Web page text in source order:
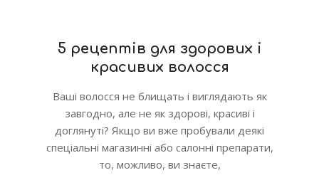
5 рецептів для здорових і
красивих волосся
Ваші волосся не блищать і виглядають як
завгодно, але не як здорові, красиві і
доглянуті? Якщо ви вже пробували деякі
спеціальні магазинні або салонні препарати,
то, можливо, ви знаєте,